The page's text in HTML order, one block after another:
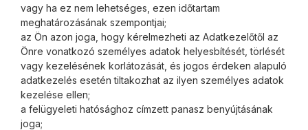
vagy ha ez nem lehetséges, ezen időtartam
meghatározásának szempontjai;
az Ön azon joga, hogy kérelmezheti az Adatkezelőtől az
Önre vonatkozó személyes adatok helyesbítését, törlését
vagy kezelésének korlátozását, és jogos érdeken alapuló
adatkezelés esetén tiltakozhat az ilyen személyes adatok
kezelése ellen;
a felügyeleti hatósághoz címzett panasz benyújtásának
joga;